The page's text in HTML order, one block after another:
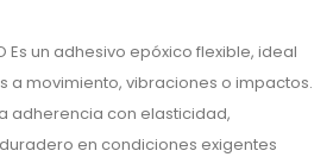
Es un adhesivo epóxico flexible, ideal
a movimiento, vibraciones o impactos.
adherencia con elasticidad,
en condiciones exigentes